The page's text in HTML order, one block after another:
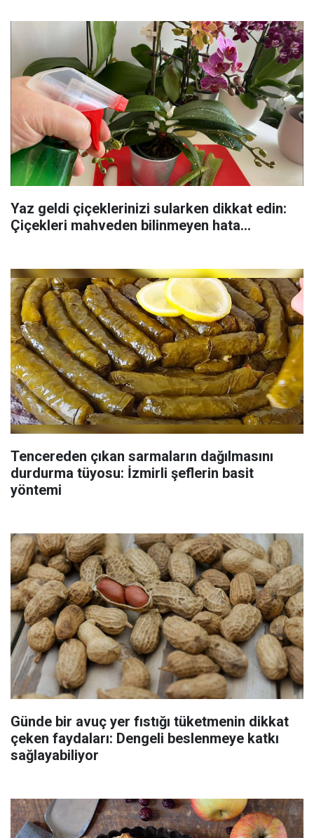
Yaz geldi çiçeklerinizi sularken dikkat edin:
Çiçekleri mahveden bilinmeyen hata...
Tencereden çıkan sarmaların dağılmasını
durdurma tüyosu: İzmirli şeflerin basit
yöntemi
Günde bir avuç yer fıstığı tüketmenin dikkat
çeken faydaları: Dengeli beslenmeye katkı
sağlayabiliyor